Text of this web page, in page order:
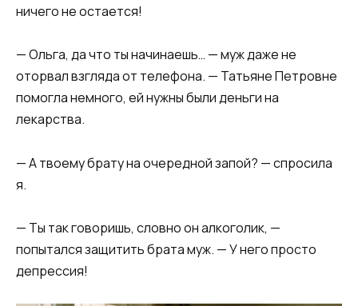
ничего не остается!
— Ольга, да что ты начинаешь… — муж даже не
оторвал взгляда от телефона. — Татьяне Петровне
помогла немного, ей нужны были деньги на
лекарства.
— А твоему брату на очередной запой? — спросила
я.
— Ты так говоришь, словно он алкоголик, —
попытался защитить брата муж. — У него просто
депрессия!